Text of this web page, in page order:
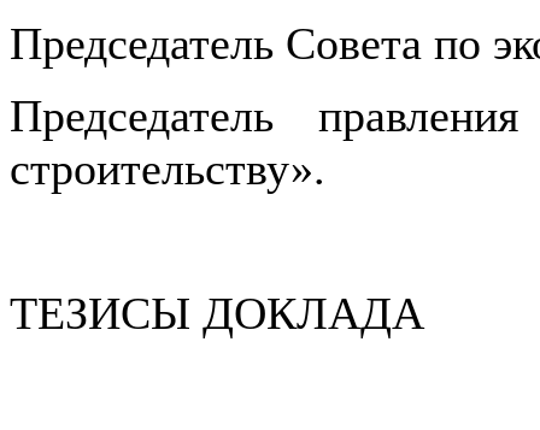
Председатель Совета по
Председатель
строительству».
ТЕЗИСЫ ДОКЛАДА